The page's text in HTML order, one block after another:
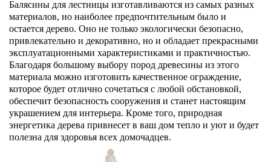
Балясины для лестницы изготавливаются из самых разных
материалов, но наиболее предпочтительным было и
остается дерево. Оно не только экологически безопасно,
привлекательно и декоративно, но и обладает прекрасными
эксплуатационными характеристиками и практичностью.
Благодаря большому выбору пород древесины из этого
материала можно изготовить качественное ограждение,
которое будет отлично сочетаться с любой обстановкой,
обеспечит безопасность сооружения и станет настоящим
украшением для интерьера. Кроме того, природная
энергетика дерева привнесет в ваш дом тепло и уют и будет
полезна для здоровья всех домочадцев.